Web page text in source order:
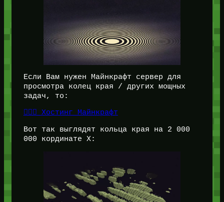
Если Вам нужен Майнкрафт сервер для
просмотра колец края / других мощных
задач, то:
👉🏻🎁 Хостинг Майнкрафт
Вот так выглядят кольца края на 2 000
000 кординате X: